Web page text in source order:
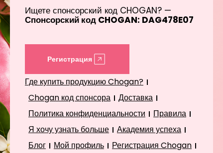
Ищете спонсорский код CHOGAN? —
Спонсорский код CHOGAN: DAG478E07
Регистрация
Где купить продукцию Chogan?
Chogan код спонсора
Доставка
Политика конфиденциальности
Правила
Я хочу узнать больше
Академия успеха
Блог
Мой профиль Регистрация Chogan